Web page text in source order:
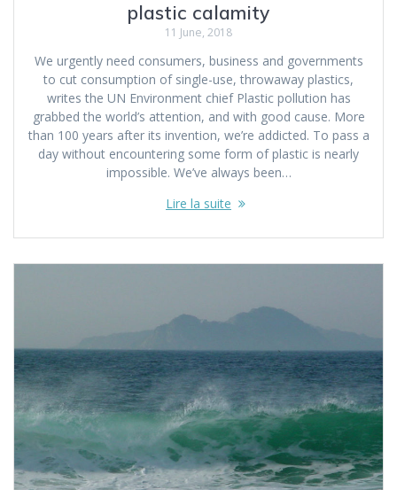
plastic calamity
11 June, 2018
We urgently need consumers, business and governments
to cut consumption of single-use, throwaway plastics,
writes the UN Environment chief Plastic pollution has
grabbed the world’s attention, and with good cause. More
than 100 years after its invention, we’re addicted. To pass a
day without encountering some form of plastic is nearly
impossible. We’ve always been…
Lire la suite